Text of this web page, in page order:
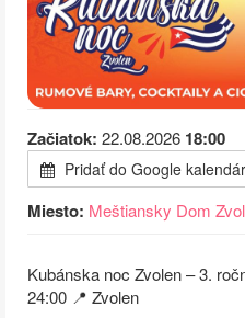
Začiatok: 22.08.2026 18:00
Pridať do Google
Miesto: Meštiansky Dom
Kubánska noc Zvolen – 3.
24:00 📍 Zvolen